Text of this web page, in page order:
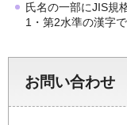
氏名の一部にJIS規
1・第2水準の漢字
お問い合わせ